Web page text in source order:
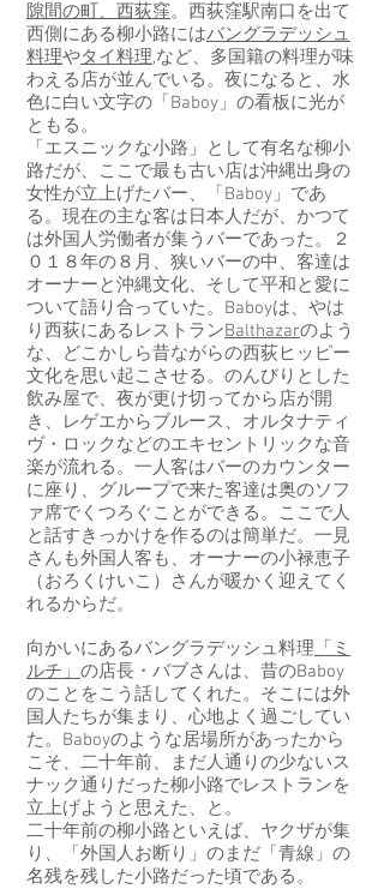
隙間の町、西荻窪。西荻窪駅南口を出て
西側にある柳小路にはバングラデッシュ
料理やタイ料理,など、多国籍の料理が味
わえる店が並んでいる。夜になると、水
色に白い文字の「Baboy」の看板に光が
ともる。
「エスニックな小路」として有名な柳小
路だが、ここで最も古い店は沖縄出身の
女性が立上げたバー、「Baboy」であ
る。現在の主な客は日本人だが、かつて
は外国人労働者が集うバーであった。２
０１８年の８月、狭いバーの中、客達は
オーナーと沖縄文化、そして平和と愛に
ついて語り合っていた。Baboyは、やは
り西荻にあるレストランBalthazarのよう
な、どこかしら昔ながらの西荻ヒッピー
文化を思い起こさせる。のんびりとした
飲み屋で、夜が更け切ってから店が開
き、レゲエからブルース、オルタナティ
ヴ・ロックなどのエキセントリックな音
楽が流れる。一人客はバーのカウンター
に座り、グループで来た客達は奥のソフ
ァ席でくつろぐことができる。ここで人
と話すきっかけを作るのは簡単だ。一見
さんも外国人客も、オーナーの小禄恵子
（おろくけいこ）さんが暖かく迎えてく
れるからだ。
向かいにあるバングラデッシュ料理 「ミ
ルチ」 の店長・バブさんは、昔のBaboy
のことをこう話してくれた。そこには外
国人たちが集まり、心地よく過ごしてい
た。Baboyのような居場所があったから
こそ、二十年前、まだ人通りの少ないス
ナック通りだった柳小路でレストランを
立上げようと思えた、と。
二十年前の柳小路といえば、ヤクザが集
り、「外国人お断り」のまだ「青線」の
名残を残した小路だった頃である。